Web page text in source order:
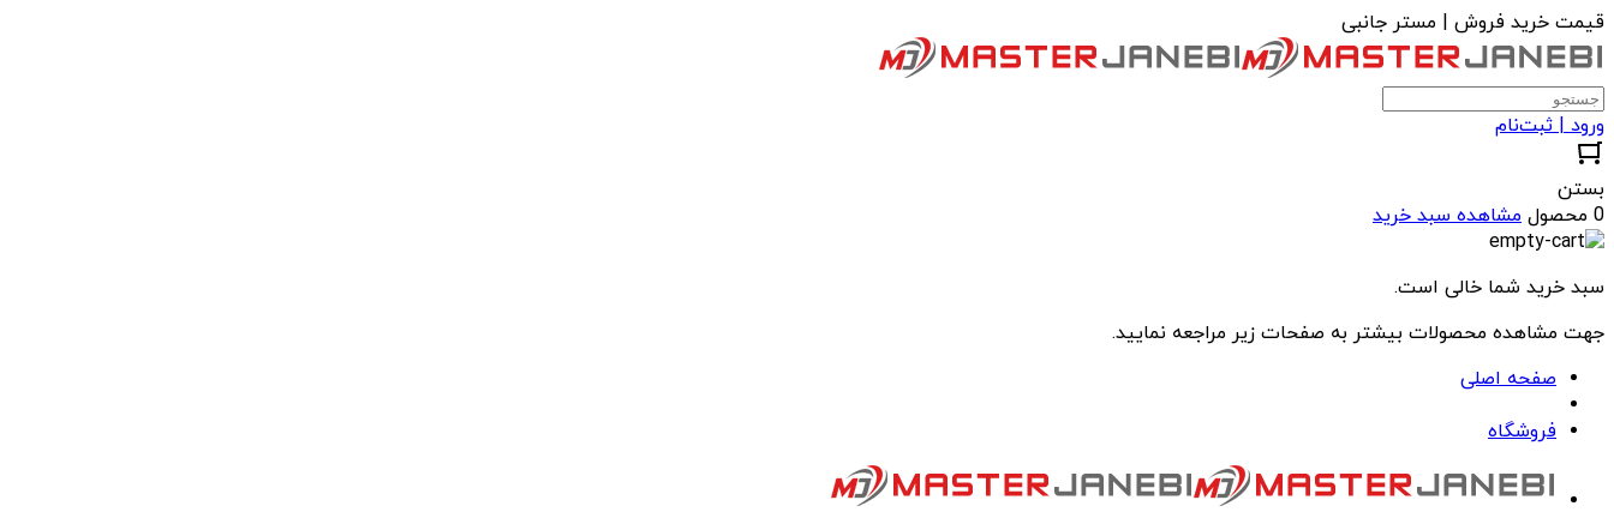
قیمت خرید فروش | مستر جانبی
ورود | ثبت‌نام
بستن
0 محصول
مشاهده سبد خرید
سبد خرید شما خالی است.
جهت مشاهده محصولات بیشتر به صفحات زیر مراجعه نمایید.
صفحه اصلی
فروشگاه